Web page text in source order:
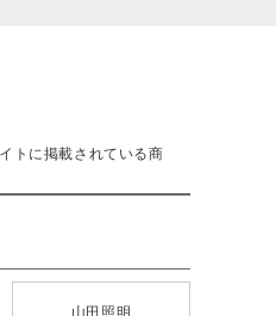
トに掲載されている商
山田照明